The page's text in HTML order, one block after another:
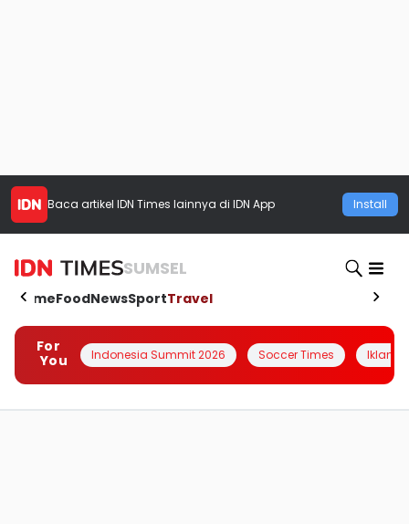
Baca artikel IDN Times lainnya di IDN App Install
SUMSEL
HomeFoodNewsSportTravel
For
You
Indonesia Summit 2026 Soccer Times Iklanin